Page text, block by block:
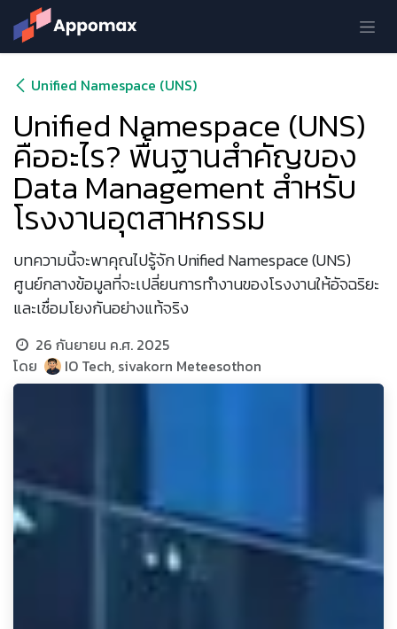
Skip to Content
Unified Namespace (UNS)
Unified Namespace (UNS)
คืออะไร? พื้นฐานสำคัญของ
Data Management สำหรับ
โรงงานอุตสาหกรรม
บทความนี้จะพาคุณไปรู้จัก Unified Namespace (UNS)
ศูนย์กลางข้อมูลที่จะเปลี่ยนการทำงานของโรงงานให้อัจฉริยะ
และเชื่อมโยงกันอย่างแท้จริง
26 กันยายน ค.ศ. 2025
โดย
IO Tech, sivakorn Meteesothon